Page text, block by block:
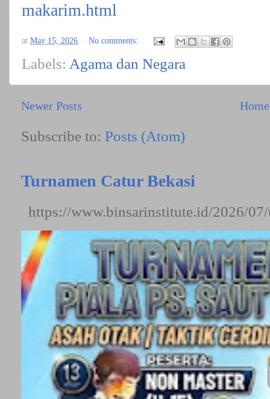
makarim.html
at May 15, 2026 No comments:
Labels: Agama dan Negara
Newer Posts Home
Subscribe to: Posts (Atom)
Turnamen Catur Bekasi
https://www.binsarinstitute.id/2026/